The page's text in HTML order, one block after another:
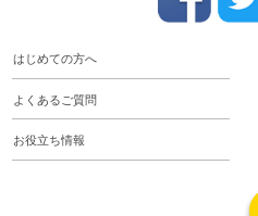
はじめての方へ
よくあるご質問
お役立ち情報